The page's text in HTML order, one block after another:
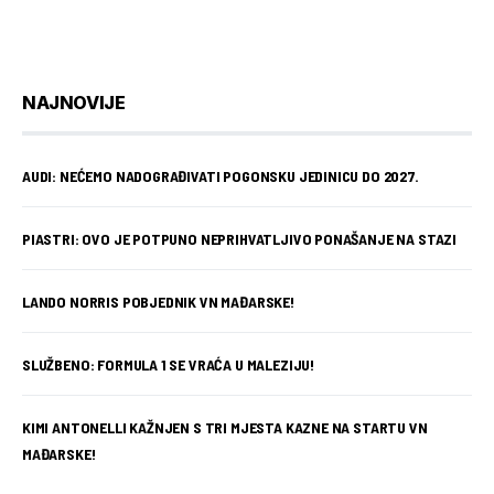
NAJNOVIJE
AUDI: NEĆEMO NADOGRAĐIVATI POGONSKU JEDINICU DO 2027.
PIASTRI: OVO JE POTPUNO NEPRIHVATLJIVO PONAŠANJE NA STAZI
LANDO NORRIS POBJEDNIK VN MAĐARSKE!
SLUŽBENO: FORMULA 1 SE VRAĆA U MALEZIJU!
KIMI ANTONELLI KAŽNJEN S TRI MJESTA KAZNE NA STARTU VN
MAĐARSKE!